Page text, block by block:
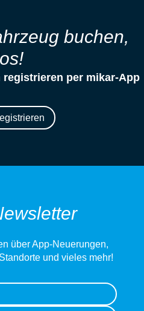
buchen,
per mikar-App
über App-Neuerungen,
und vieles mehr!